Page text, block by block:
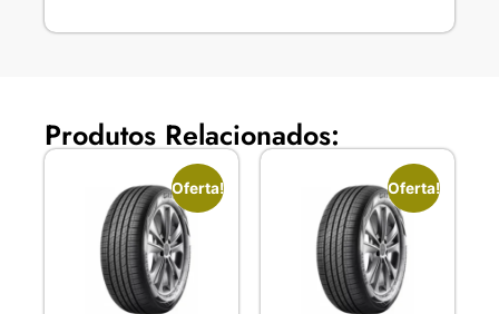
Produtos Relacionados:
Oferta! Oferta!